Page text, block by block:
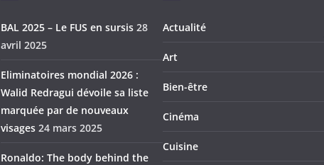
BAL 2025 – Le FUS en sursis 28
avril 2025
Eliminatoires mondial 2026 :
Walid Redragui dévoile sa liste
marquée par de nouveaux
visages 24 mars 2025
Ronaldo: The body behind the
Actualité
Art
Bien-être
Cinéma
Cuisine